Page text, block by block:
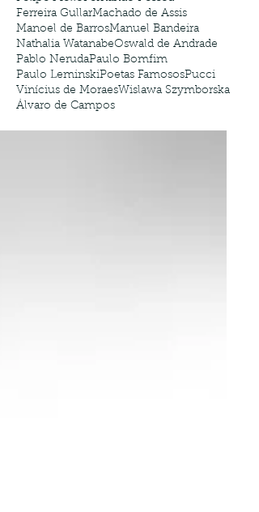
Ferreira GullarMachado de Assis
Manoel de BarrosManuel Bandeira
Nathalia WatanabeOswald de Andrade
Pablo NerudaPaulo Bomfim
Paulo LeminskiPoetas FamososPucci
Vinícius de MoraesWislawa Szymborska
Álvaro de Campos